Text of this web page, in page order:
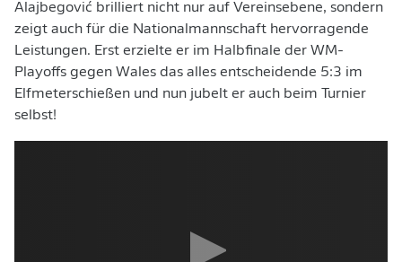
Alajbegović brilliert nicht nur auf Vereinsebene, sondern
zeigt auch für die Nationalmannschaft hervorragende
Leistungen. Erst erzielte er im Halbfinale der WM-
Playoffs gegen Wales das alles entscheidende 5:3 im
Elfmeterschießen und nun jubelt er auch beim Turnier
selbst!